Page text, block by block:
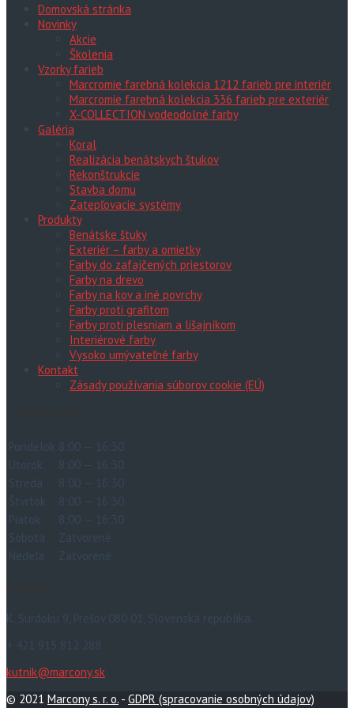
Domovská stránka
Novinky
Akcie
Školenia
Vzorky farieb
Marcromie farebná kolekcia 1212 farieb pre interiér
Marcromie farebná kolekcia 336 farieb pre exteriér
X-COLLECTION vodeodolné farby
Galéria
Koral
Realizácia benátskych štukov
Rekonštrukcie
Stavba domu
Zatepľovacie systémy
Produkty
Benátske štuky
Exteriér – farby a omietky
Farby do zafajčených priestorov
Farby na drevo
Farby na kov a iné povrchy
Farby proti grafitom
Farby proti plesniam a lišajníkom
Interiérové farby
Vysoko umývateľné farby
Kontakt
Zásady používania súborov cookie (EÚ)
Pondelok 8:00 — 16:30
Utorok
8:00 — 16:30
Streda
8:00 — 16:30
Štvrtok
8:00 — 16:30
Piatok
8:00 — 16:30
Sobota
Zatvorené
Nedeľa
Zatvorené
K. Surdoku 9, Prešov 080 01, Slovenská republika.
+ 421 915 812 288
kutnik@marcony.sk
© 2021 Marcony s. r. o. - GDPR (spracovanie osobných údajov)